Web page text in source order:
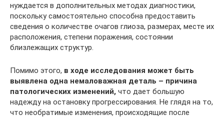
нуждается в дополнительных методах диагностики,
поскольку самостоятельно способна предоставить
сведения о количестве очагов глиоза, размерах, месте их
расположения, степени поражения, состоянии
близлежащих структур.
Помимо этого, в ходе исследования может быть
выявлена одна немаловажная деталь – причина
патологических изменений, что дает большую
надежду на остановку прогрессирования. Не глядя на то,
что необратимые изменения, происходящие после